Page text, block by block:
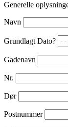
Generelle
Navn
Grundlagt Dato?
Gadenavn
Nr.
Dør
Postnummer